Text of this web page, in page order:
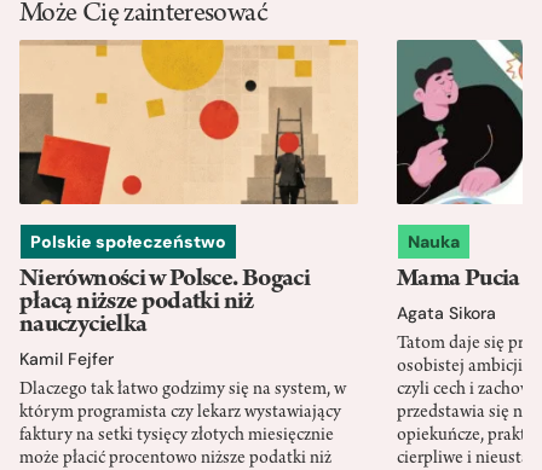
Może Cię zainteresować
Polskie społeczeństwo
Nierówności w Polsce. Bogaci
płacą niższe podatki niż
nauczycielka
Kamil Fejfer
Dlaczego tak łatwo godzimy się na system, w
którym programista czy lekarz wystawiający
faktury na setki tysięcy złotych miesięcznie
może płacić procentowo niższe podatki niż
Nauka
Mama Pucia
Agata Sikora
Tatom daje się
osobistej ambicji,
czyli cech i
przedstawia się
opiekuńcze,
cierpliwe i